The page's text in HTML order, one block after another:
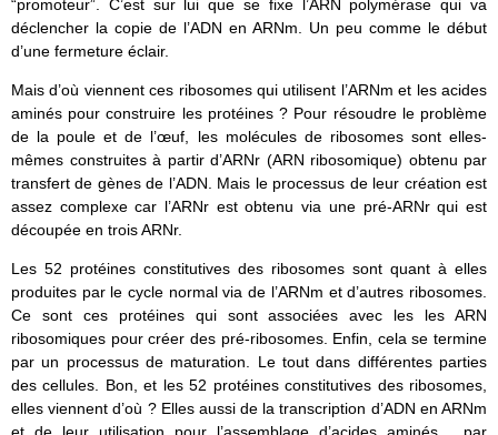
“promoteur”. C’est sur lui que se fixe l’ARN polymérase qui va
déclencher la copie de l’ADN en ARNm. Un peu comme le début
d’une fermeture éclair.
Mais d’où viennent ces ribosomes qui utilisent l’ARNm et les acides
aminés pour construire les protéines ? Pour résoudre le problème
de la poule et de l’œuf, les molécules de ribosomes sont elles-
mêmes construites à partir d’ARNr (ARN ribosomique) obtenu par
transfert de gènes de l’ADN. Mais le processus de leur création est
assez complexe car l’ARNr est obtenu via une pré-ARNr qui est
découpée en trois ARNr.
Les 52 protéines constitutives des ribosomes sont quant à elles
produites par le cycle normal via de l’ARNm et d’autres ribosomes.
Ce sont ces protéines qui sont associées avec les les ARN
ribosomiques pour créer des pré-ribosomes. Enfin, cela se termine
par un processus de maturation. Le tout dans différentes parties
des cellules. Bon, et les 52 protéines constitutives des ribosomes,
elles viennent d’où ? Elles aussi de la transcription d’ADN en ARNm